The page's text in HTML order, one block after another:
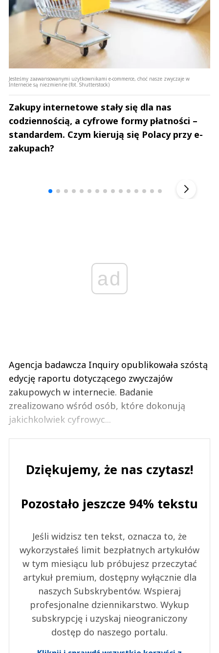
Jesteśmy zaawansowanymi użytkownikami e-commerce, choć nasze zwyczaje w
Internecie są niezmienne (fot. Shutterstock)
Zakupy internetowe stały się dla nas
codziennością, a cyfrowe formy płatności –
standardem. Czym kierują się Polacy przy e-
zakupach?
ad
Agencja badawcza Inquiry opublikowała szóstą
edycję raportu dotyczącego zwyczajów
zakupowych w internecie. Badanie
zrealizowano wśród osób, które dokonują
jakichkolwiek cyfrowyc...
Dziękujemy, że nas czytasz!
Pozostało jeszcze 94% tekstu
Jeśli widzisz ten tekst, oznacza to, że
wykorzystałeś limit bezpłatnych artykułów
w tym miesiącu lub próbujesz przeczytać
artykuł premium, dostępny wyłącznie dla
naszych Subskrybentów. Wspieraj
profesjonalne dziennikarstwo. Wykup
subskrypcję i uzyskaj nieograniczony
dostęp do naszego portalu.